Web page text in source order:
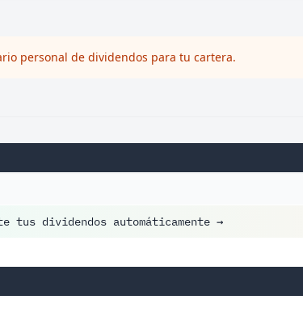
personal de dividendos para tu cartera.
dividendos automáticamente →